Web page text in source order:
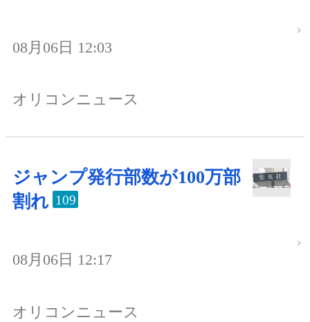
08月06日 12:03
オリコンニュース
ジャンプ発行部数が100万部
割れ 109
08月06日 12:17
オリコンニュース